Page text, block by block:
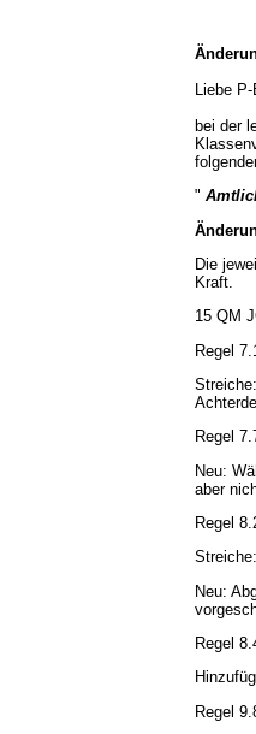
Liebe
bei der
"
Die
Kraft.
15 QM
Regel
Regel
Neu:
aber
Regel
Neu:
Regel
Regel